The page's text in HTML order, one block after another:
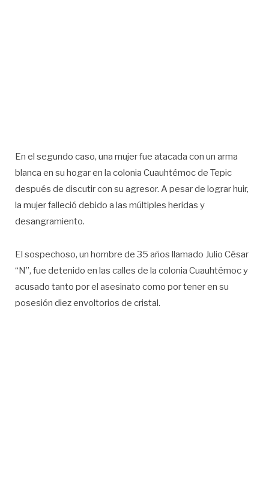
En el segundo caso, una mujer fue atacada con un arma
blanca en su hogar en la colonia Cuauhtémoc de Tepic
después de discutir con su agresor. A pesar de lograr huir,
la mujer falleció debido a las múltiples heridas y
desangramiento.
El sospechoso, un hombre de 35 años llamado Julio César
“N”, fue detenido en las calles de la colonia Cuauhtémoc y
acusado tanto por el asesinato como por tener en su
posesión diez envoltorios de cristal.